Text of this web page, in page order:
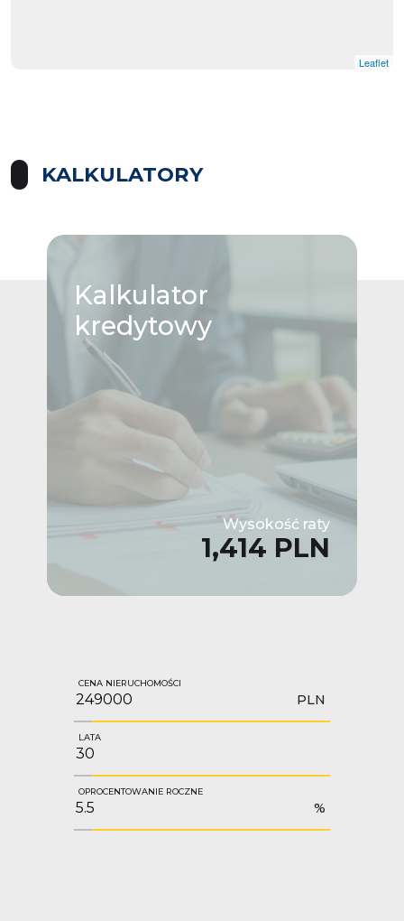
Leaflet
KALKULATORY
Kalkulator
kredytowy
Wysokość raty
1,414 PLN
CENA NIERUCHOMOŚCI
PLN
LATA
OPROCENTOWANIE ROCZNE
%